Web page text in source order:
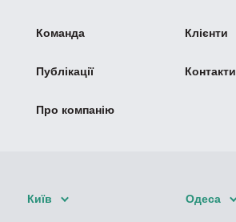
Команда Клієнти
Публікації Контакти
Про компанію
Київ Одеса